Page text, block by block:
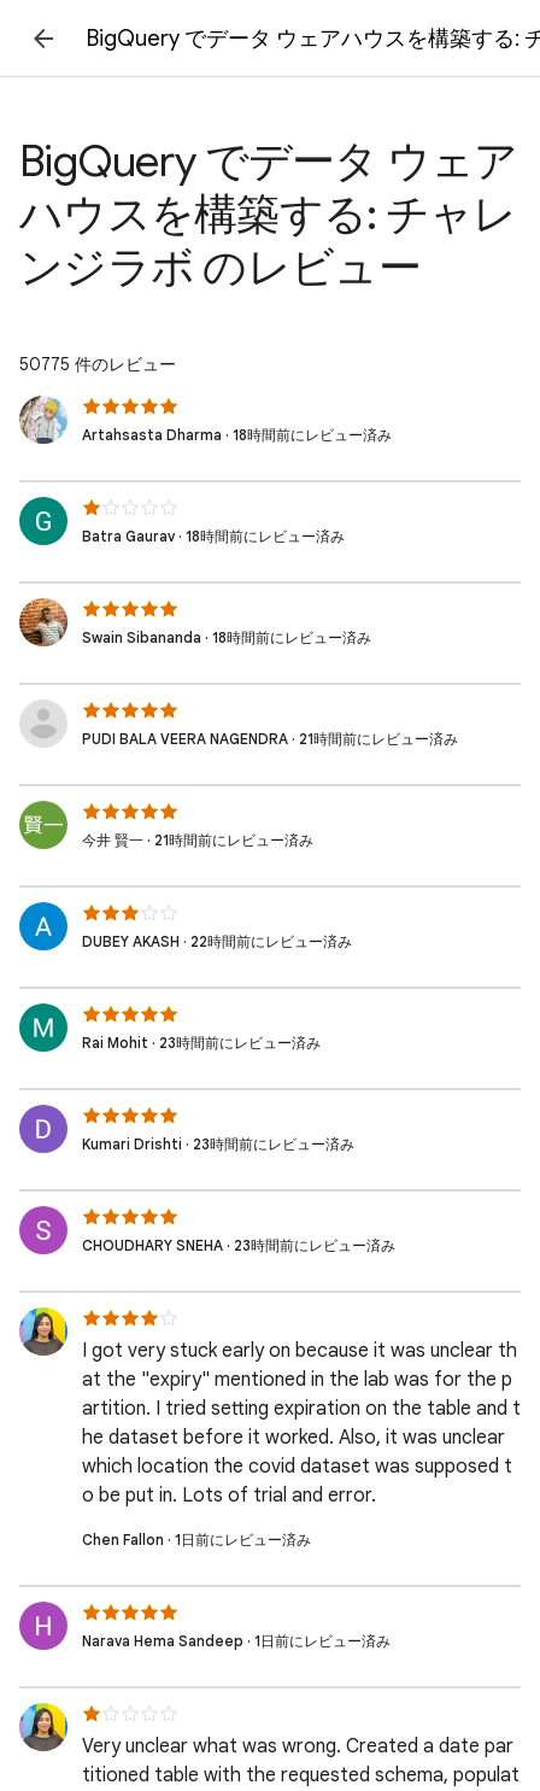
BigQuery でデータ ウェアハウスを構築する:
BigQuery でデータ ウェア
ハウスを構築する: チャレ
ンジラボ のレビュー
50775 件のレビュー
Artahsasta Dharma · 18時間前にレビュー済み
Batra Gaurav · 18時間前にレビュー済み
Swain Sibananda · 18時間前にレビュー済み
PUDI BALA VEERA NAGENDRA · 21時間前にレビュー済み
今井 賢一 · 21時間前にレビュー済み
DUBEY AKASH · 22時間前にレビュー済み
Rai Mohit · 23時間前にレビュー済み
Kumari Drishti · 23時間前にレビュー済み
CHOUDHARY SNEHA · 23時間前にレビュー済み
I got very stuck early on because it was unclear th
at the "expiry" mentioned in the lab was for the p
artition. I tried setting expiration on the table and t
he dataset before it worked. Also, it was unclear
which location the covid dataset was supposed t
o be put in. Lots of trial and error.
Chen Fallon · 1日前にレビュー済み
Narava Hema Sandeep · 1日前にレビュー済み
Very unclear what was wrong. Created a date par
titioned table with the requested schema, populat